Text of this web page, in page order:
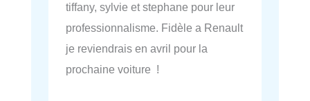
tiffany, sylvie et stephane pour leur
professionnalisme. Fidèle a Renault
je reviendrais en avril pour la
prochaine voiture !